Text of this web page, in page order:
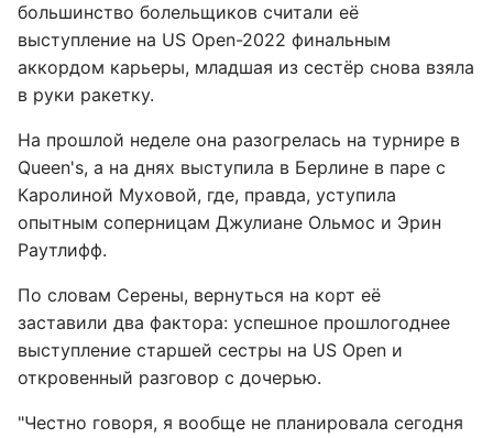
большинство болельщиков считали её
выступление на US Open-2022 финальным
аккордом карьеры, младшая из сестёр снова взяла
в руки ракетку.
На прошлой неделе она разогрелась на турнире в
Queen's, а на днях выступила в Берлине в паре с
Каролиной Муховой, где, правда, уступила
опытным соперницам Джулиане Ольмос и Эрин
Раутлифф.
По словам Серены, вернуться на корт её
заставили два фактора: успешное прошлогоднее
выступление старшей сестры на US Open и
откровенный разговор с дочерью.
"Честно говоря, я вообще не планировала сегодня